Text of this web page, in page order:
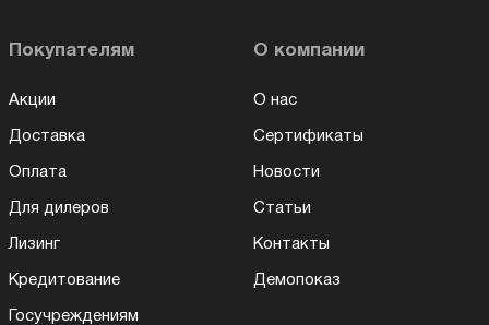
Покупателям
Акции
Доставка
Оплата
Для дилеров
Лизинг
Кредитование
Госучреждениям
О компании
О нас
Сертификаты
Новости
Статьи
Контакты
Демопоказ